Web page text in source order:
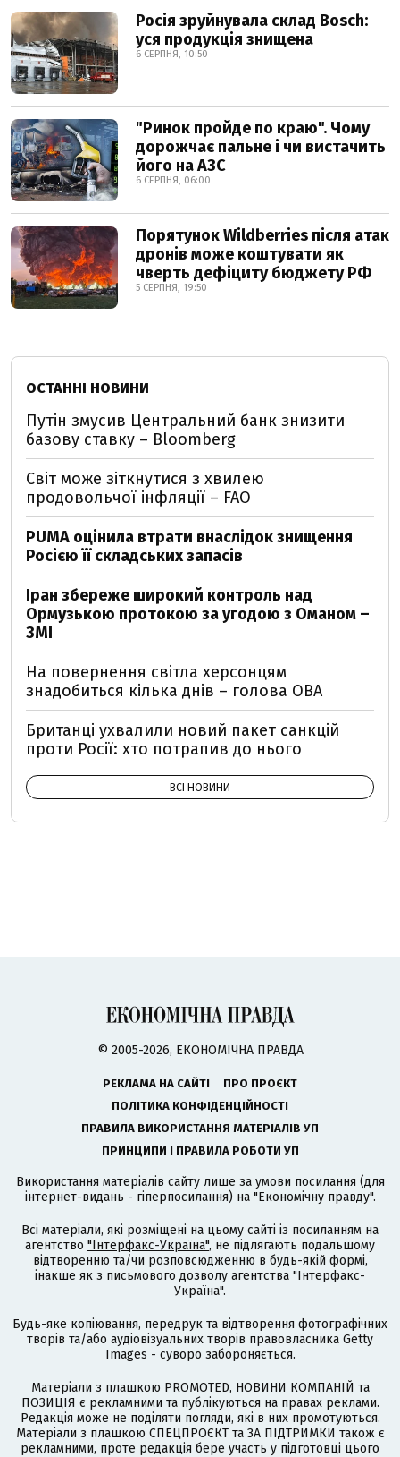
Росія зруйнувала склад Bosch:
уся продукція знищена
6 СЕРПНЯ, 10:50
"Ринок пройде по краю". Чому
дорожчає пальне і чи вистачить
його на АЗС
6 СЕРПНЯ, 06:00
Порятунок Wildberries після атак
дронів може коштувати як
чверть дефіциту бюджету РФ
5 СЕРПНЯ, 19:50
ОСТАННІ НОВИНИ
Путін змусив Центральний банк знизити
базову ставку – Bloomberg
Світ може зіткнутися з хвилею
продовольчої інфляції – FAO
PUMA оцінила втрати внаслідок знищення
Росією її складських запасів
Іран збереже широкий контроль над
Ормузькою протокою за угодою з Оманом –
ЗМІ
На повернення світла херсонцям
знадобиться кілька днів – голова ОВА
Британці ухвалили новий пакет санкцій
проти Росії: хто потрапив до нього
ВСІ НОВИНИ
© 2005-2026, ЕКОНОМІЧНА ПРАВДА
РЕКЛАМА НА САЙТІ
ПРО ПРОЄКТ
ПОЛІТИКА КОНФІДЕНЦІЙНОСТІ
ПРАВИЛА ВИКОРИСТАННЯ МАТЕРІАЛІВ УП
ПРИНЦИПИ І ПРАВИЛА РОБОТИ УП
Використання матеріалів сайту лише за умови посилання (для
інтернет-видань - гіперпосилання) на "Економічну правду".
Всі матеріали, які розміщені на цьому сайті із посиланням на
агентство "Інтерфакс-Україна", не підлягають подальшому
відтворенню та/чи розповсюдженню в будь-якій формі,
інакше як з письмового дозволу агентства "Інтерфакс-
Україна".
Будь-яке копіювання, передрук та відтворення фотографічних
творів та/або аудіовізуальних творів правовласника Getty
Images - суворо забороняється.
Матеріали з плашкою PROMOTED, НОВИНИ КОМПАНІЙ та
ПОЗИЦІЯ є рекламними та публікуються на правах реклами.
Редакція може не поділяти погляди, які в них промотуються.
Матеріали з плашкою СПЕЦПРОЄКТ та ЗА ПІДТРИМКИ також є
рекламними, проте редакція бере участь у підготовці цього